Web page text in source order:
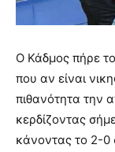
Ο Κάδμος πήρε
που αν είναι
πιθανότητα την
κερδίζοντας
κάνοντας το 2-0